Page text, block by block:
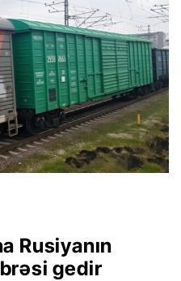
Rusiyanın
gedir